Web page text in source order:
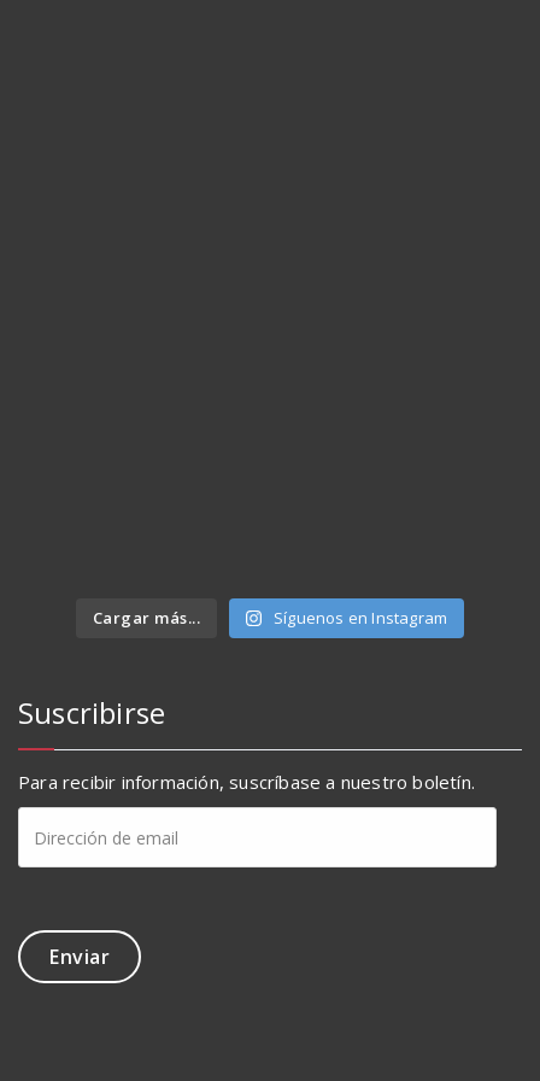
Cargar más... Síguenos en Instagram
Suscribirse
Para recibir información, suscríbase a nuestro boletín.